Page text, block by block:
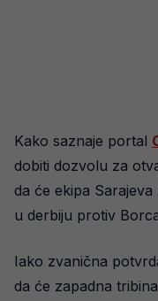
Kako saznaje portal
dobiti dozvolu za
da će ekipa
u derbiju protiv
Iako zvanična
da će zapadna